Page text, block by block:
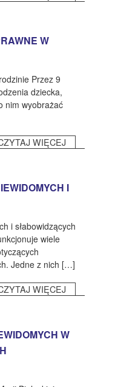
W
Przez 9
dziecka,
nim wyobrażać
WIĘCEJ
I
i słabowidzących
wiele
Jedne z nich […]
WIĘCEJ
W